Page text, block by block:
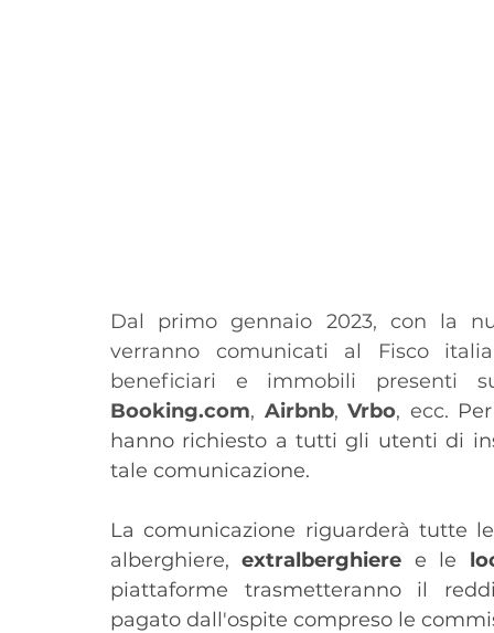
Dal primo gennaio 2023, con la
verranno comunicati al Fisco
Booking.com, Airbnb, Vrbo, ecc.
hanno richiesto a tutti gli utenti di
tale comunicazione.
La comunicazione riguarderà tutte
alberghiere, extralberghiere e le
piattaforme trasmetteranno il
pagato dall'ospite compreso le